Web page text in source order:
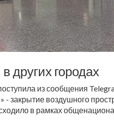
других городах
из сообщения
закрытие воздушного
в рамках